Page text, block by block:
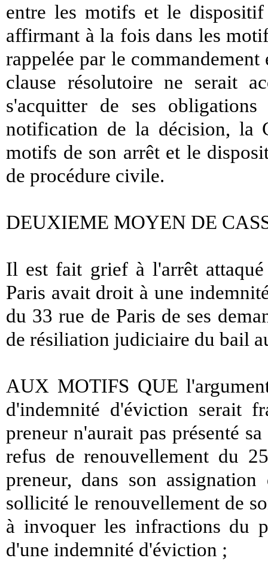
entre les motifs et le
affirmant à la fois dans les
rappelée par le
clause résolutoire ne serait
s'acquitter de ses
notification de la décision, la
motifs de son arrêt et le
de procédure civile.
DEUXIEME MOYEN DE
Il est fait grief à l'arrêt
Paris avait droit à une
du 33 rue de Paris de ses
de résiliation judiciaire du bail
AUX MOTIFS QUE
d'indemnité d'éviction serait
preneur n'aurait pas présenté
refus de renouvellement du
preneur, dans son
sollicité le renouvellement de
à invoquer les infractions du
d'une indemnité d'éviction ;